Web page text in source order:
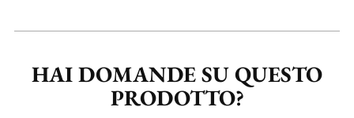
HAI DOMANDE SU QUESTO
PRODOTTO?